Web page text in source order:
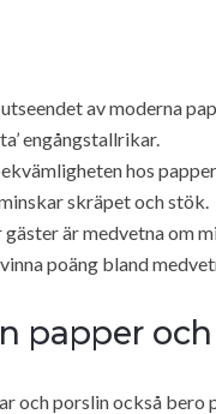
av moderna
engångstallrikar.
hos
skräpet och stök.
är medvetna om
poäng bland
papper
och porslin också